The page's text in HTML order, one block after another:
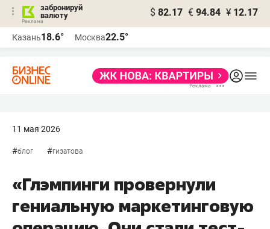
забронируй
валюту
$ 82.17 € 94.84 ¥ 12.17
Казань18.6° Москва22.5°
11 мая 2026
#блог #гизатова
«Глэмпинги провернули
гениальную маркетинговую